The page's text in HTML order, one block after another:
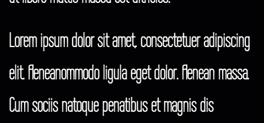
Lorem ipsum dolor sit amet, consectetuer adipiscing
elit. Aeneanommodo ligula eget dolor. Aenean massa.
Cum sociis natoque penatibus et magnis dis